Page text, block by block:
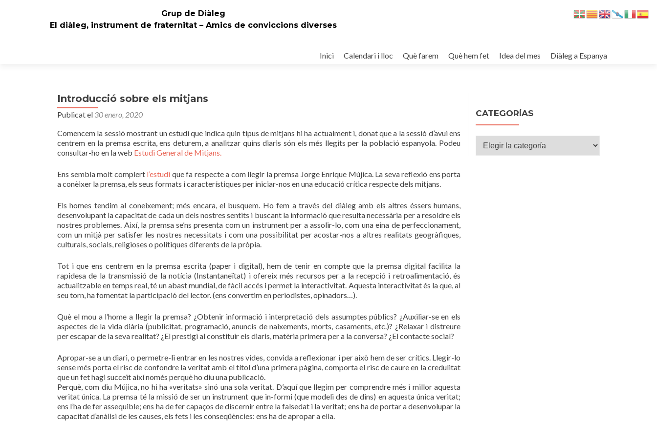
Grup de Diàleg
El diàleg, instrument de fraternitat – Amics de conviccions diverses
al
Inici Calendari i lloc Què farem Què hem fet Idea del mes Diàleg a Espanya
Introducció sobre els mitjans
Publicat el 30 enero, 2020
Comencem la sessió mostrant un estudi que indica quin tipus de mitjans hi ha actualment i, donat que a la sessió d’avui ens
centrem en la premsa escrita, ens deturem, a analitzar quins diaris són els més llegits per la població espanyola. Podeu
consultar-ho en la web Estudi General de Mitjans.
Ens sembla molt complert l’estudi que fa respecte a com llegir la premsa Jorge Enrique Mújica. La seva reflexió ens porta
a conèixer la premsa, els seus formats i característiques per iniciar-nos en una educació crítica respecte dels mitjans.
Els homes tendim al coneixement; més encara, el busquem. Ho fem a través del diàleg amb els altres éssers humans,
desenvolupant la capacitat de cada un dels nostres sentits i buscant la informació que resulta necessària per a resoldre els
nostres problemes. Així, la premsa se’ns presenta com un instrument per a assolir-lo, com una eina de perfeccionament,
com un mitjà per satisfer les nostres necessitats i com una possibilitat per acostar-nos a altres realitats geogràfiques,
culturals, socials, religioses o polítiques diferents de la pròpia.
Tot i que ens centrem en la premsa escrita (paper i digital), hem de tenir en compte que la premsa digital facilita la
rapidesa de la transmissió de la notícia (Instantaneïtat) i ofereix més recursos per a la recepció i retroalimentació, és
actualitzable en temps real, té un abast mundial, de fàcil accés i permet la interactivitat. Aquesta interactivitat és la que, al
seu torn, ha fomentat la participació del lector. (ens convertim en periodistes, opinadors…).
Què el mou a l’home a llegir la premsa? ¿Obtenir informació i interpretació dels assumptes públics? ¿Auxiliar-se en els
aspectes de la vida diària (publicitat, programació, anuncis de naixements, morts, casaments, etc.)? ¿Relaxar i distreure
per escapar de la seva realitat? ¿El prestigi al constituir els diaris, matèria primera per a la conversa? ¿El contacte social?
Apropar-se a un diari, o permetre-li entrar en les nostres vides, convida a reflexionar i per això hem de ser crítics. Llegir-lo
sense més porta el risc de confondre la veritat amb el títol d’una primera pàgina, comporta el risc de caure en la credulitat
que un fet hagi succeït així només perquè ho diu una publicació.
Perquè, com diu Mújica, no hi ha «veritats» sinó una sola veritat. D’aquí que llegim per comprendre més i millor aquesta
veritat única. La premsa té la missió de ser un instrument que in-formi (que modeli des de dins) en aquesta única veritat;
ens l’ha de fer assequible; ens ha de fer capaços de discernir entre la falsedat i la veritat; ens ha de portar a desenvolupar la
capacitat d’anàlisi de les causes, els fets i les conseqüències: ens ha de apropar a ella.
CATEGORÍAS
Categorías